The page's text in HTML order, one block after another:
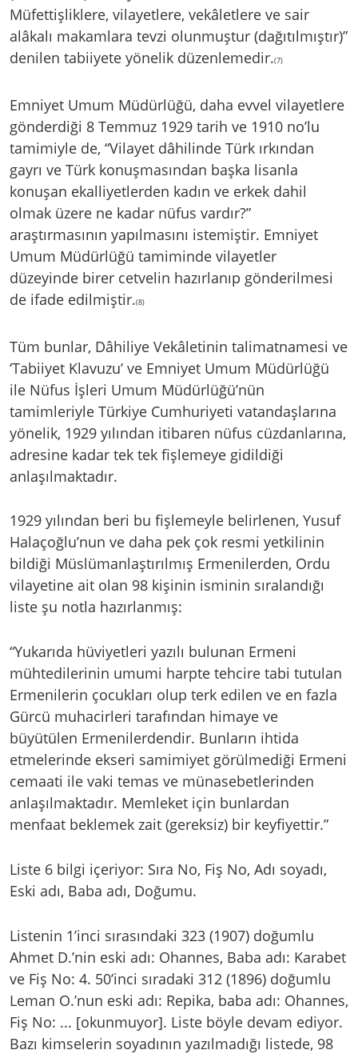
Müfettişliklere, vilayetlere, vekâletlere ve sair
alâkalı makamlara tevzi olunmuştur (dağıtılmıştır)”
denilen tabiiyete yönelik düzenlemedir.(7)
Emniyet Umum Müdürlüğü, daha evvel vilayetlere
gönderdiği 8 Temmuz 1929 tarih ve 1910 no’lu
tamimiyle de, “Vilayet dâhilinde Türk ırkından
gayrı ve Türk konuşmasından başka lisanla
konuşan ekalliyetlerden kadın ve erkek dahil
olmak üzere ne kadar nüfus vardır?”
araştırmasının yapılmasını istemiştir. Emniyet
Umum Müdürlüğü tamiminde vilayetler
düzeyinde birer cetvelin hazırlanıp gönderilmesi
de ifade edilmiştir.(8)
Tüm bunlar, Dâhiliye Vekâletinin talimatnamesi ve
‘Tabiiyet Klavuzu’ ve Emniyet Umum Müdürlüğü
ile Nüfus İşleri Umum Müdürlüğü’nün
tamimleriyle Türkiye Cumhuriyeti vatandaşlarına
yönelik, 1929 yılından itibaren nüfus cüzdanlarına,
adresine kadar tek tek fişlemeye gidildiği
anlaşılmaktadır.
1929 yılından beri bu fişlemeyle belirlenen, Yusuf
Halaçoğlu’nun ve daha pek çok resmi yetkilinin
bildiği Müslümanlaştırılmış Ermenilerden, Ordu
vilayetine ait olan 98 kişinin isminin sıralandığı
liste şu notla hazırlanmış:
“Yukarıda hüviyetleri yazılı bulunan Ermeni
mühtedilerinin umumi harpte tehcire tabi tutulan
Ermenilerin çocukları olup terk edilen ve en fazla
Gürcü muhacirleri tarafından himaye ve
büyütülen Ermenilerdendir. Bunların ihtida
etmelerinde ekseri samimiyet görülmediği Ermeni
cemaati ile vaki temas ve münasebetlerinden
anlaşılmaktadır. Memleket için bunlardan
menfaat beklemek zait (gereksiz) bir keyfiyettir.”
Liste 6 bilgi içeriyor: Sıra No, Fiş No, Adı soyadı,
Eski adı, Baba adı, Doğumu.
Listenin 1’inci sırasındaki 323 (1907) doğumlu
Ahmet D.’nin eski adı: Ohannes, Baba adı: Karabet
ve Fiş No: 4. 50’inci sıradaki 312 (1896) doğumlu
Leman O.’nun eski adı: Repika, baba adı: Ohannes,
Fiş No: ... [okunmuyor]. Liste böyle devam ediyor.
Bazı kimselerin soyadının yazılmadığı listede, 98